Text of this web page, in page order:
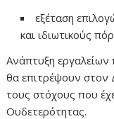
εξέταση
και ιδιωτικούς
Ανάπτυξη εργαλείων
θα επιτρέψουν
τους στόχους που
Ουδετερότητας.